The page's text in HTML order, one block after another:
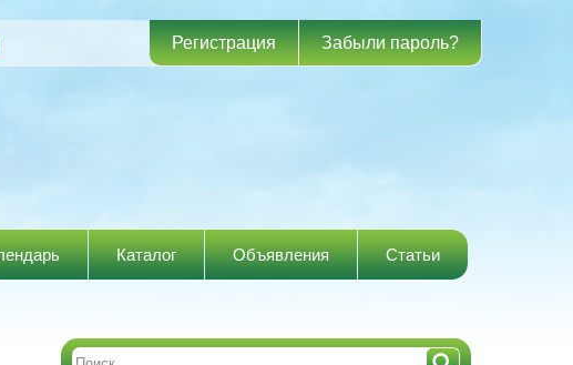
Регистрация Забыли пароль?
Каталог Объявления Статьи